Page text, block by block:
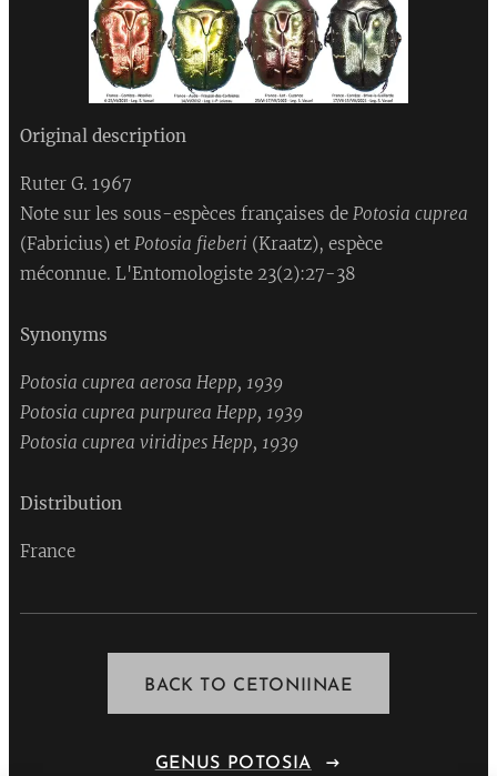
Original description
Ruter G. 1967
Note sur les sous-espèces françaises de Potosia cuprea
(Fabricius) et Potosia fieberi (Kraatz), espèce
méconnue. L'Entomologiste 23(2):27-38
Synonyms
Potosia cuprea aerosa Hepp, 1939
Potosia cuprea purpurea Hepp, 1939
Potosia cuprea viridipes Hepp, 1939
Distribution
France
BACK TO CETONIINAE
GENUS POTOSIA